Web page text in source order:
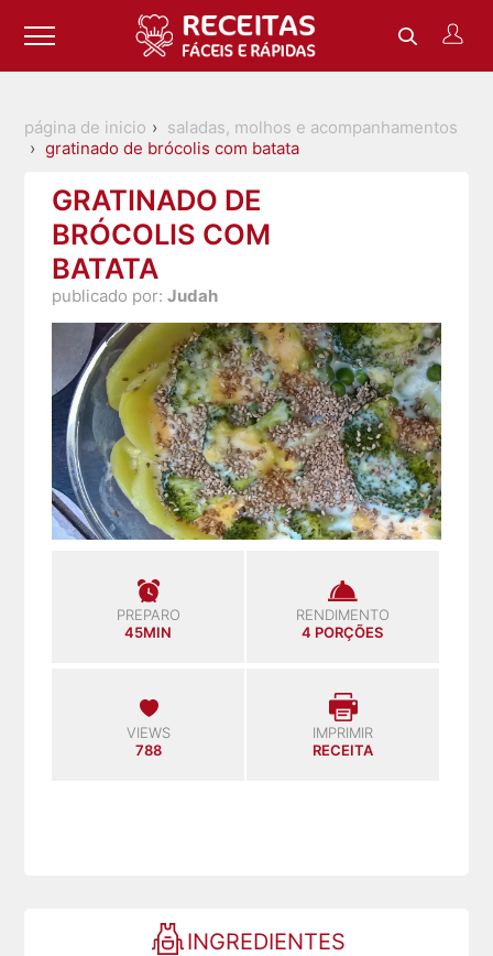
página de inicio
saladas, molhos e acompanhamentos
gratinado de brócolis com batata
GRATINADO DE
BRÓCOLIS COM
BATATA
publicado por:Judah
PREPARO
45MIN
RENDIMENTO
4 PORÇÕES
VIEWS
788
IMPRIMIR
RECEITA
INGREDIENTES